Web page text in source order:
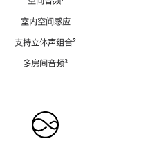
室内空间感应
支持立体声组合脚
²
多房间音频脚
³